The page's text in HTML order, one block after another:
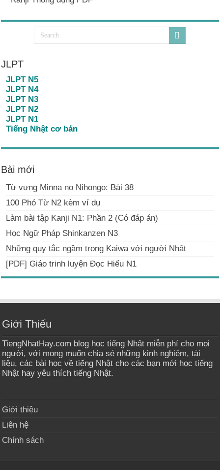
JLPT
JLPT N5
JLPT N4
JLPT N3
JLPT N2
JLPT N1
Tiếng Nhật cơ bản
Bài mới
Từ vựng Minna no Nihongo: Bài 38
100 Phó Từ N2 kèm ví dụ
Làm bài tập Kanji N1: Phần 2 (Có đáp án)
Học Ngữ Pháp Shinkanzen N3
Những quy tắc ngầm trong Kaiwa với người Nhật
[PDF] Giáo trinh luyện Đọc Hiểu N1
Giới Thiểu
TiengNhatHay.com blog học tiếng Nhật miễn phí cho mọi
người, với mong muốn chia sẻ những kinh nghiệm, tài
liệu, các bài học về tiếng Nhật cho các bạn mới học tiếng
Nhật hay yêu thích tiếng Nhật.
Giới thiệu
Liên hệ
Chính sách